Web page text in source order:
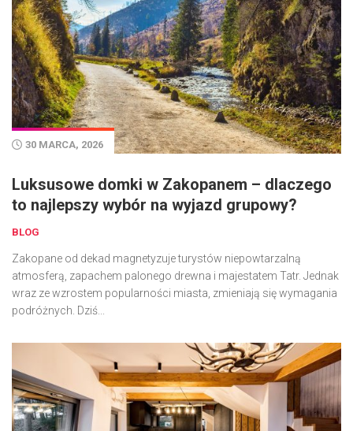
30 MARCA, 2026
Luksusowe domki w Zakopanem – dlaczego
to najlepszy wybór na wyjazd grupowy?
BLOG
Zakopane od dekad magnetyzuje turystów niepowtarzalną
atmosferą, zapachem palonego drewna i majestatem Tatr. Jednak
wraz ze wzrostem popularności miasta, zmieniają się wymagania
podróżnych. Dziś...